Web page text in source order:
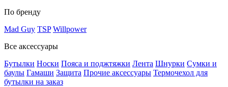
По бренду
Mad Guy TSP Willpower
Все аксессуары
Бутылки Носки Пояса и поджтяжки Лента Шнурки Сумки и
баулы Гамаши Защита Прочие аксессуары Термочехол для
бутылки на заказ